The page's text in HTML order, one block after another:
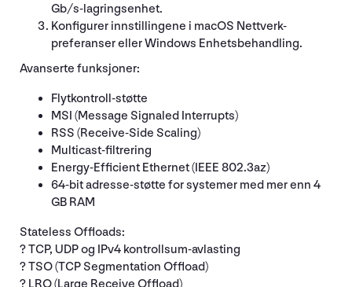
Gb/s-lagringsenhet.
Konfigurer innstillingene i macOS Nettverk-
preferanser eller Windows Enhetsbehandling.
Avanserte funksjoner:
Flytkontroll-støtte
MSI (Message Signaled Interrupts)
RSS (Receive-Side Scaling)
Multicast-filtrering
Energy-Efficient Ethernet (IEEE 802.3az)
64-bit adresse-støtte for systemer med mer enn 4
GB RAM
Stateless Offloads:
? TCP, UDP og IPv4 kontrollsum-avlasting
? TSO (TCP Segmentation Offload)